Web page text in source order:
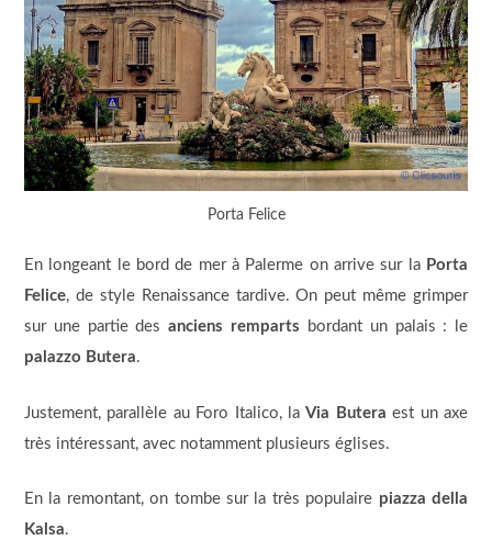
Porta Felice
En longeant le bord de mer à Palerme on arrive sur laPorta
Felice, de style Renaissance tardive. On peut même grimper
sur une partie desanciens remparts bordant un palais : le
palazzo Butera.
Justement, parallèle au Foro Italico, laVia Butera est un axe
très intéressant, avec notamment plusieurs églises.
En la remontant, on tombe sur la très populaire piazza della
Kalsa.